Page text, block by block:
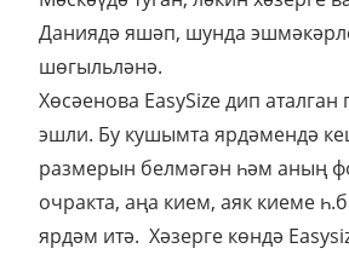
Даниядә яшәп, шунда
шөгыльләнә.
Хөсәенова EasySize дип аталган
эшли. Бу кушымта ярдәмендә
размерын белмәгән һәм аның
очракта, аңа кием, аяк киеме
ярдәм итә. Хәзерге көндә